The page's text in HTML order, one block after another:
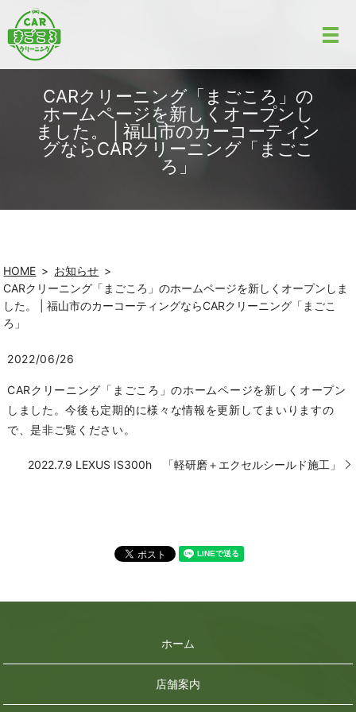
CARクリーニング「まごころ」の
ホームページを新しくオープンし
ました。 | 福山市のカーコーティン
グならCARクリーニング「まごこ
ろ」
HOME
お知らせ
CARクリーニング「まごころ」のホームページを新しくオープンしま
した。 | 福山市のカーコーティングならCARクリーニング「まごこ
ろ」
2022/06/26
CARクリーニング「まごころ」のホームページを新しくオープン
しました。今後も定期的に様々な情報を更新してまいりますの
で、是非ご覧ください。
2022.7.9 LEXUS IS300h 「軽研磨＋エクセルシールド施工」
ホーム
店舗案内